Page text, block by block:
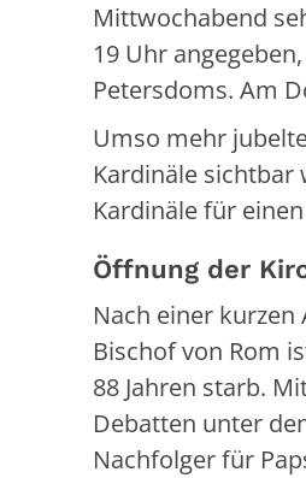
Mittwochabend
19 Uhr
Petersdoms. Am
Umso mehr
Kardinäle sichtbar
Kardinäle für
Öffnung der
Nach einer kurzen
Bischof von Rom
88 Jahren starb.
Debatten unter
Nachfolger für